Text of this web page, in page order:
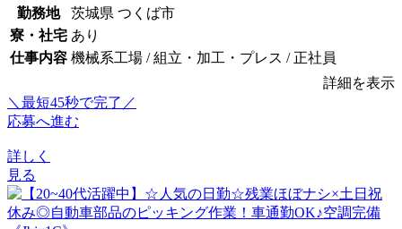
勤務地
茨城県 つくば市
寮・社宅 あり
仕事内容 機械系工場 / 組立・加工・プレス / 正社員
詳細を表示
＼最短45秒で完了／
応募へ進む
詳しく
見る